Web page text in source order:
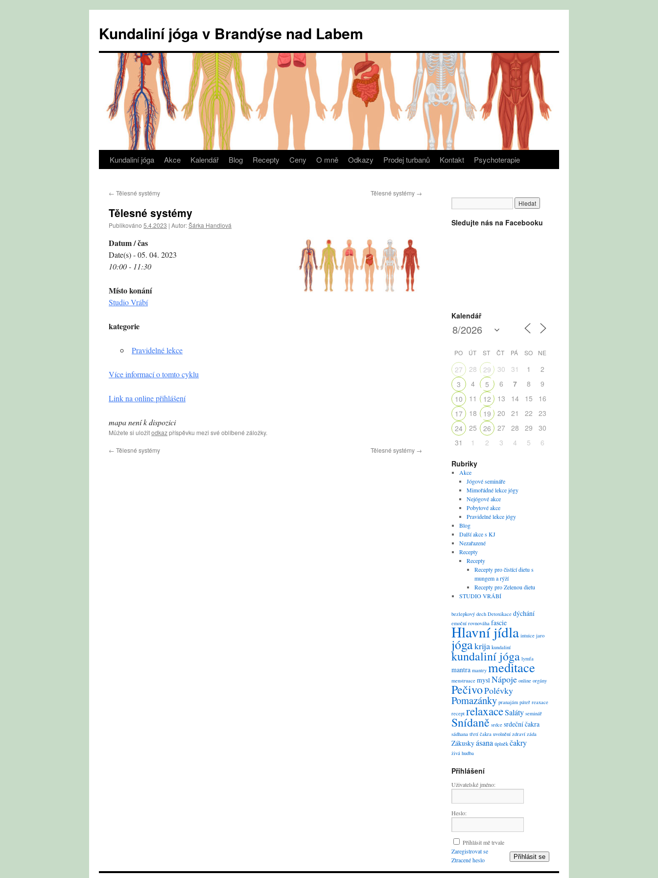
obsahu
webu
Kundaliní jóga v Brandýse nad Labem
Kundaliní jóga Akce Kalendář Blog Recepty Ceny O mně Odkazy Prodej turbanů Kontakt Psychoterapie
← Tělesné systémy Tělesné systémy →
Tělesné systémy
Publikováno 5.4.2023 | Autor:Šárka Handlová
Datum / čas
Date(s) - 05. 04. 2023
10:00 - 11:30
Místo konání
Studio Vrábí
kategorie
Pravidelné lekce
Více informací o tomto cyklu
Link na online přihlášení
mapa není k dispozici
Můžete si uložitodkazpříspěvku mezi své oblíbené záložky.
← Tělesné systémy Tělesné systémy →
Sledujte nás na Facebooku
Kalendář
PO ÚT ST ČT PÁ SO NE
27 28 29 30 31 1
2
3
4 5 6 7 8
9
10
11 12 13 14 15
16
17
18 19 20 21 22
23
24
25 26 27 28 29
30
31
1 2 3 4 5 6
Rubriky
Akce
Jógové semináře
Mimořádné lekce jógy
Nejógové akce
Pobytové akce
Pravidelné lekce jógy
Blog
Další akce s KJ
Nezařazené
Recepty
Recepty
Recepty pro čistící dietu s
mungem a rýží
Recepty pro Zelenou dietu
STUDIO VRÁBÍ
bezlepkový dech Detoxikace dýchání
emoční rovnováha fascie
Hlavní jídla intuice jaro
jógakrija kundaliní
kundaliní jóga lymfa
mantra mantry meditace
menstruace myslNápoje online orgány
PečivoPolévky
Pomazánky pranajám páteř reaxace
recept relaxaceSaláty seminář
Snídaně srdce srdeční čakra
sádhana třetí čakra uvolnění zdraví záda
Zákuskyásana úplněk čakry
živá hudba
Přihlášení
Uživatelské jméno:
Heslo:
Přihlásit mě trvale
Přihlásit se
Zaregistrovat se
Ztracené heslo